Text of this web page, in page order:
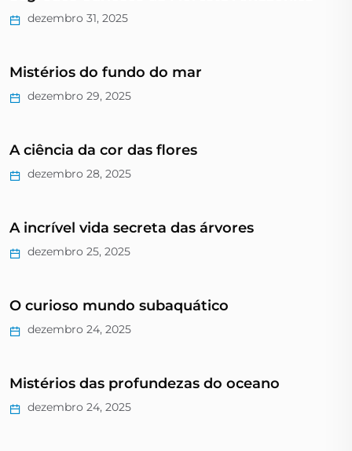
dezembro 31, 2025
Mistérios do fundo do mar
dezembro 29, 2025
A ciência da cor das flores
dezembro 28, 2025
A incrível vida secreta das árvores
dezembro 25, 2025
O curioso mundo subaquático
dezembro 24, 2025
Mistérios das profundezas do oceano
dezembro 24, 2025